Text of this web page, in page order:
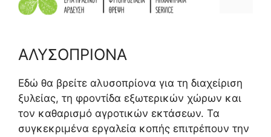
ΑΛΥΣΟΠΡΙΟΝΑ
Εδώ θα βρείτε αλυσοπρίονα για τη διαχείριση
ξυλείας, τη φροντίδα εξωτερικών χώρων και
τον καθαρισμό αγροτικών εκτάσεων. Τα
συγκεκριμένα εργαλεία κοπής επιτρέπουν την
Sorted
latest